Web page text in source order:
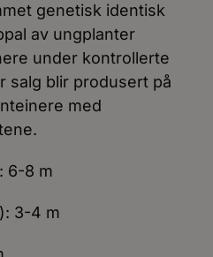
genetisk identisk
av ungplanter
under kontrollerte
salg blir produsert på
med
6-8 m
3-4 m